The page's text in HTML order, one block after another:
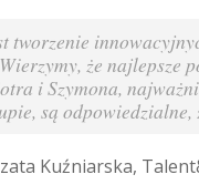
tworzenie
że najlepsze
i Szymona,
są
Kuźniarska,